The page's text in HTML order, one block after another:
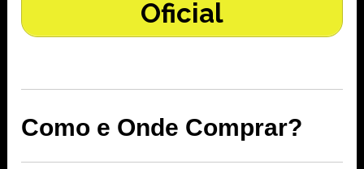
Oficial
Como e Onde Comprar?